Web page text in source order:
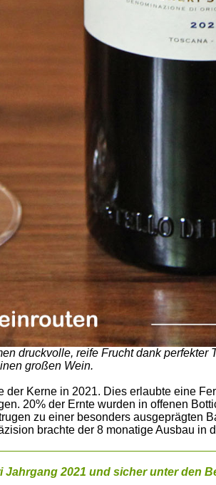
druckvolle, reife Frucht dank perfekter
großen Wein.
Kerne in 2021. Dies erlaubte eine
20% der Ernte wurden in offenen
zu einer besonders ausgeprägten
brachte der 8 monatige Ausbau in
2021 und sicher unter den